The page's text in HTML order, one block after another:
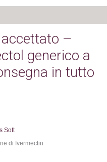
–
generico a
in tutto
Soft
di Ivermectin